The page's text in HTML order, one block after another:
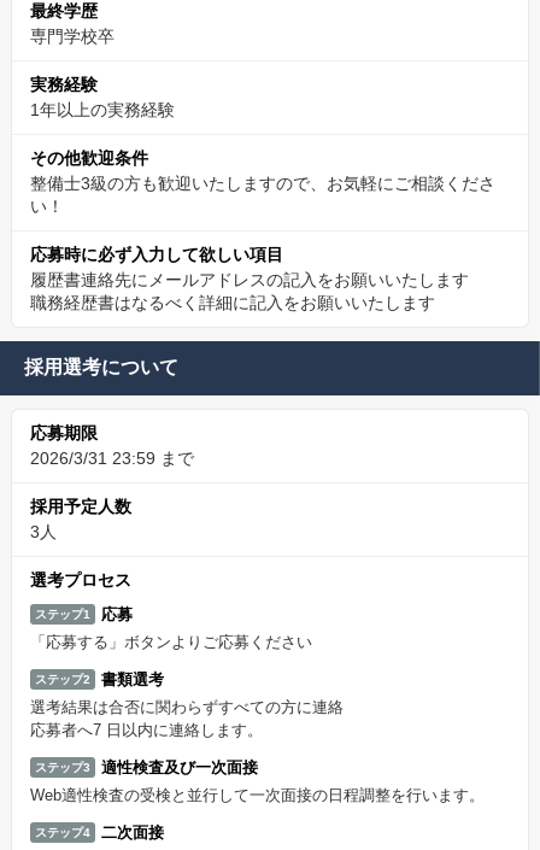
最終学歴
専門学校卒
実務経験
1年以上の実務経験
その他歓迎条件
整備士3級の方も歓迎いたしますので、お気軽にご相談くださ
い！
応募時に必ず入力して欲しい項目
履歴書連絡先にメールアドレスの記入をお願いいたします
職務経歴書はなるべく詳細に記入をお願いいたします
採用選考について
応募期限
2026/3/31 23:59 まで
採用予定人数
3人
選考プロセス
ステップ1
応募
「応募する」ボタンよりご応募ください
ステップ2
書類選考
選考結果は合否に関わらずすべての方に連絡
応募者へ7 日以内に連絡します。
ステップ3
適性検査及び一次面接
Web適性検査の受検と並行して一次面接の日程調整を行います。
ステップ4
二次面接